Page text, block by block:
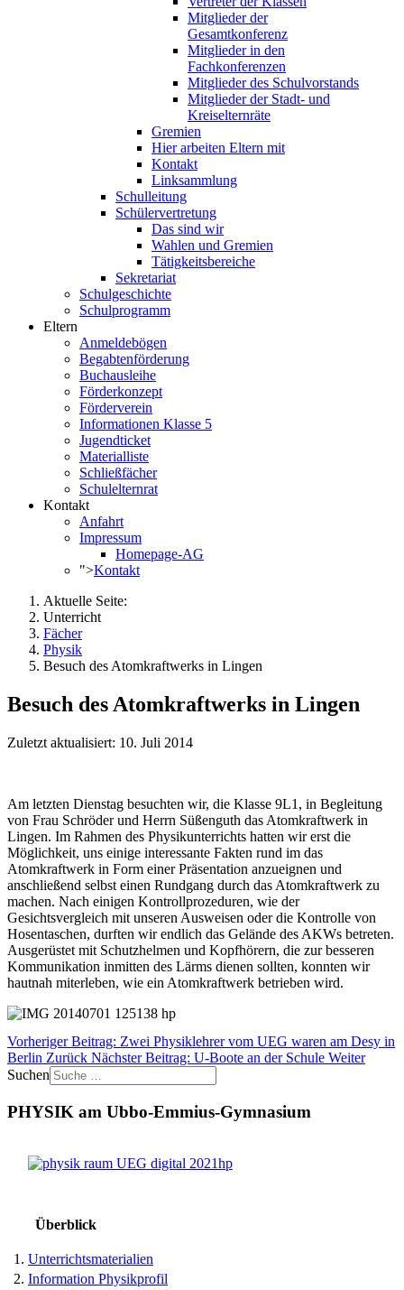
Mitglieder der
Gesamtkonferenz
Mitglieder in den
Fachkonferenzen
Mitglieder des Schulvorstands
Mitglieder der Stadt- und
Kreiselternräte
Gremien
Hier arbeiten Eltern mit
Kontakt
Linksammlung
Schulleitung
Schülervertretung
Das sind wir
Wahlen und Gremien
Tätigkeitsbereiche
Sekretariat
Schulgeschichte
Schulprogramm
Eltern
Anmeldebögen
Begabtenförderung
Buchausleihe
Förderkonzept
Förderverein
Informationen Klasse 5
Jugendticket
Materialliste
Schließfächer
Schulelternrat
Kontakt
Anfahrt
Impressum
Homepage-AG
">Kontakt
Aktuelle Seite:
Unterricht
Fächer
Physik
Besuch des Atomkraftwerks in Lingen
Besuch des Atomkraftwerks in Lingen
Zuletzt aktualisiert: 10. Juli 2014
Am letzten Dienstag besuchten wir, die Klasse 9L1, in Begleitung
von Frau Schröder und Herrn Süßenguth das Atomkraftwerk in
Lingen. Im Rahmen des Physikunterrichts hatten wir erst die
Möglichkeit, uns einige interessante Fakten rund im das
Atomkraftwerk in Form einer Präsentation anzueignen und
anschließend selbst einen Rundgang durch das Atomkraftwerk zu
machen. Nach einigen Kontrollprozeduren, wie der
Gesichtsvergleich mit unseren Ausweisen oder die Kontrolle von
Hosentaschen, durften wir endlich das Gelände des AKWs betreten.
Ausgerüstet mit Schutzhelmen und Kopfhörern, die zur besseren
Kommunikation inmitten des Lärms dienen sollten, konnten wir
hautnah miterleben, wie ein Atomkraftwerk betrieben wird.
Vorheriger Beitrag: Zwei Physiklehrer vom UEG waren am Desy in
Berlin Zurück Nächster Beitrag: U-Boote an der Schule Weiter
Suchen
PHYSIK am Ubbo-Emmius-Gymnasium
Überblick
1. Unterrichtsmaterialien
2. Information Physikprofil